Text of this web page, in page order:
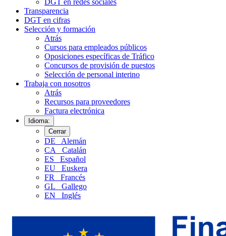
DGT en redes sociales
Transparencia
DGT en cifras
Selección y formación
Atrás
Cursos para empleados públicos
Oposiciones específicas de Tráfico
Concursos de provisión de puestos
Selección de personal interino
Trabaja con nosotros
Atrás
Recursos para proveedores
Factura electrónica
Idioma:
Cerrar
DE
Alemán
CA
Catalán
ES
Español
EU
Euskera
FR
Francés
GL
Gallego
EN
Inglés